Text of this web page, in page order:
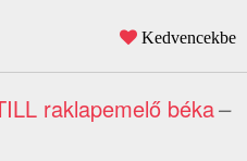
Kedvencekbe
raklapemelő béka–